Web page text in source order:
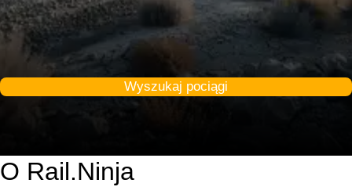
Wyszukaj pociągi
O Rail.Ninja